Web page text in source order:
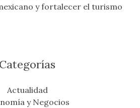
y fortalecer el turismo
Categorías
Actualidad
y Negocios